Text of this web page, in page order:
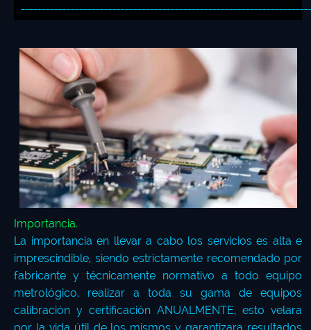
Importancia.
La importancia en llevar a cabo los servicios es alta e
imprescindible, siendo estrictamente recomendado por
fabricante y técnicamente normativo a todo equipo
metrológico, realizar a toda su gama de equipos
calibración y certificación ANUALMENTE, esto velara